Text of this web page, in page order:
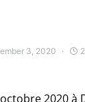
3, 2020
2020 à